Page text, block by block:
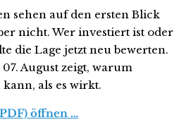
sehen auf den ersten Blick
nicht. Wer investiert ist oder
die Lage jetzt neu bewerten.
August zeigt, warum
als es wirkt.
öffnen …